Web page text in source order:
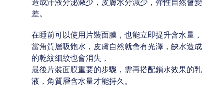
差。
在睡前可以使用片裝面膜，也能立即提升含水量，
當角質層吸飽水，皮膚自然就會有光澤，缺水造成
的乾紋細紋也會消失，
最後片裝面膜重要的步驟，需再搭配鎖水效果的乳
液，角質層含水量才能持久。